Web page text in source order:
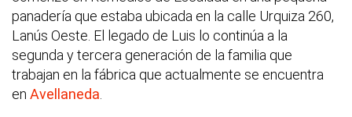
panadería que estaba ubicada en la calle Urquiza 260,
Lanús Oeste. El legado de Luis lo continúa a la
segunda y tercera generación de la familia que
trabajan en la fábrica que actualmente se encuentra
en Avellaneda.